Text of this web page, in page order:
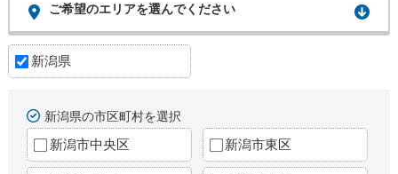
ご希望のエリアを選んでください
新潟県
新潟県の市区町村を選択
新潟市中央区 新潟市東区